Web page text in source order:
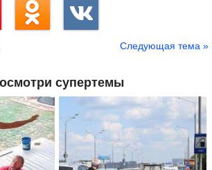
Следующая тема »
супертемы